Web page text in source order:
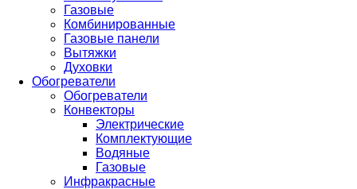
Газовые
Комбинированные
Газовые панели
Вытяжки
Духовки
Обогреватели
Обогреватели
Конвекторы
Электрические
Комплектующие
Водяные
Газовые
Инфракрасные